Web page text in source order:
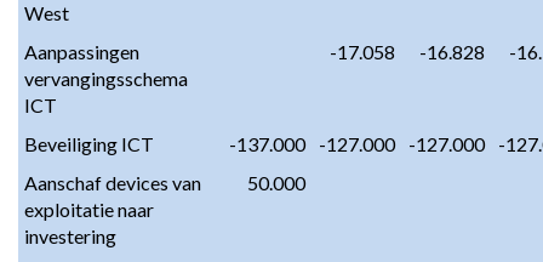
West
Aanpassingen
vervangingsschema
ICT
-17.058 -16.828 -
Beveiliging ICT -137.000 -127.000 -127.000
-
Aanschaf devices van
exploitatie naar
investering
50.000